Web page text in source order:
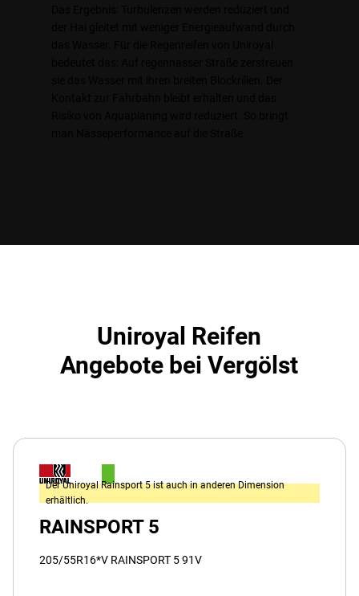
Uniroyal Reifen
Angebote bei Vergölst
Der Uniroyal Rainsport 5 ist auch in anderen Dimension
erhältlich.
RAINSPORT 5
205/55R16*V RAINSPORT 5 91V